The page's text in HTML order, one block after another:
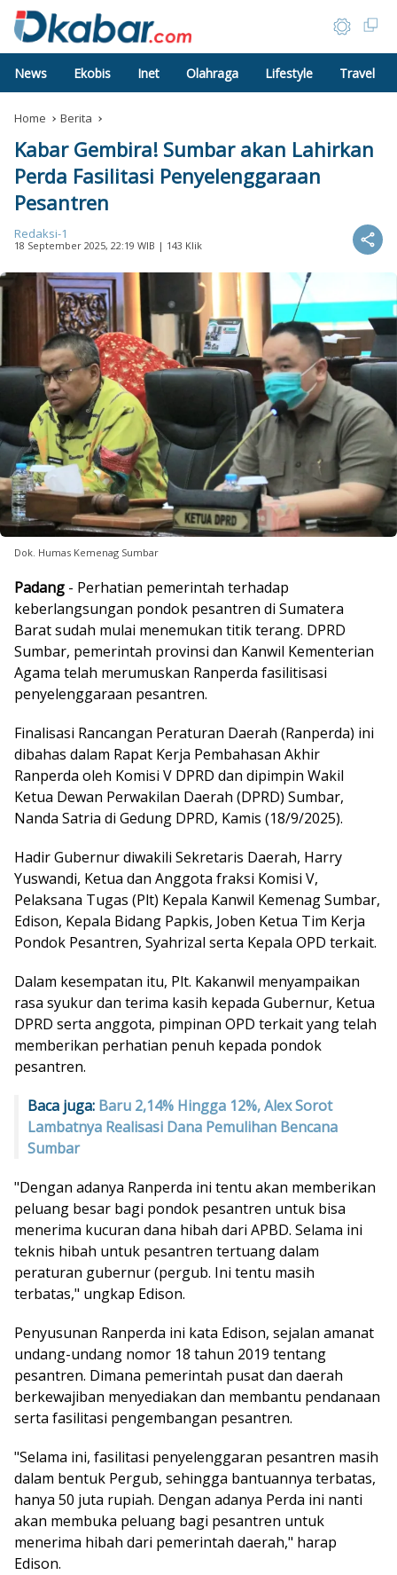
News Ekobis Inet Olahraga Lifestyle Travel
Home Berita
Kabar Gembira! Sumbar akan Lahirkan
Perda Fasilitasi Penyelenggaraan
Pesantren
Redaksi-1
18 September 2025, 22:19 WIB | 143 Klik
Dok. Humas Kemenag Sumbar
Padang - Perhatian pemerintah terhadap
keberlangsungan pondok pesantren di Sumatera
Barat sudah mulai menemukan titik terang. DPRD
Sumbar, pemerintah provinsi dan Kanwil Kementerian
Agama telah merumuskan Ranperda fasilitisasi
penyelenggaraan pesantren.
Finalisasi Rancangan Peraturan Daerah (Ranperda) ini
dibahas dalam Rapat Kerja Pembahasan Akhir
Ranperda oleh Komisi V DPRD dan dipimpin Wakil
Ketua Dewan Perwakilan Daerah (DPRD) Sumbar,
Nanda Satria di Gedung DPRD, Kamis (18/9/2025).
Hadir Gubernur diwakili Sekretaris Daerah, Harry
Yuswandi, Ketua dan Anggota fraksi Komisi V,
Pelaksana Tugas (Plt) Kepala Kanwil Kemenag Sumbar,
Edison, Kepala Bidang Papkis, Joben Ketua Tim Kerja
Pondok Pesantren, Syahrizal serta Kepala OPD terkait.
Dalam kesempatan itu, Plt. Kakanwil menyampaikan
rasa syukur dan terima kasih kepada Gubernur, Ketua
DPRD serta anggota, pimpinan OPD terkait yang telah
memberikan perhatian penuh kepada pondok
pesantren.
Baca juga: Baru 2,14% Hingga 12%, Alex Sorot
Lambatnya Realisasi Dana Pemulihan Bencana
Sumbar
"Dengan adanya Ranperda ini tentu akan memberikan
peluang besar bagi pondok pesantren untuk bisa
menerima kucuran dana hibah dari APBD. Selama ini
teknis hibah untuk pesantren tertuang dalam
peraturan gubernur (pergub. Ini tentu masih
terbatas," ungkap Edison.
Penyusunan Ranperda ini kata Edison, sejalan amanat
undang-undang nomor 18 tahun 2019 tentang
pesantren. Dimana pemerintah pusat dan daerah
berkewajiban menyediakan dan membantu pendanaan
serta fasilitasi pengembangan pesantren.
"Selama ini, fasilitasi penyelenggaran pesantren masih
dalam bentuk Pergub, sehingga bantuannya terbatas,
hanya 50 juta rupiah. Dengan adanya Perda ini nanti
akan membuka peluang bagi pesantren untuk
menerima hibah dari pemerintah daerah," harap
Edison.